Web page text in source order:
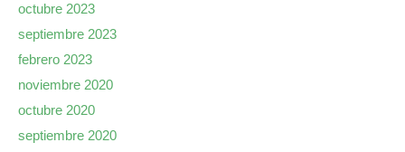
octubre 2023
septiembre 2023
febrero 2023
noviembre 2020
octubre 2020
septiembre 2020